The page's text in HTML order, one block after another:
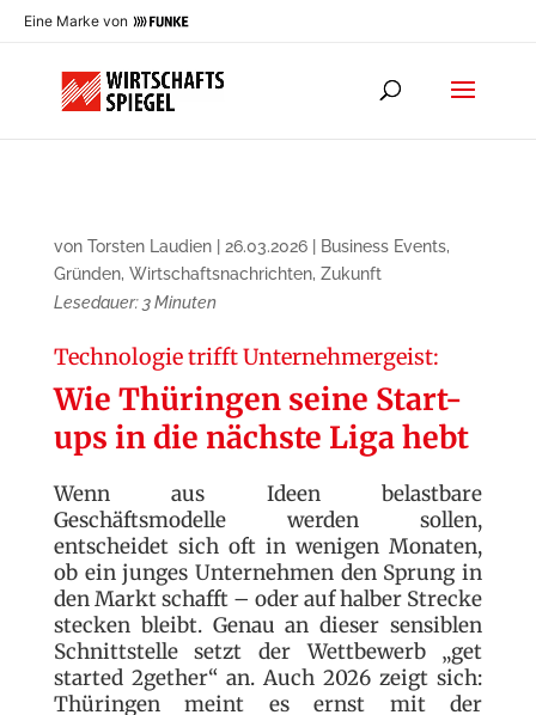
Eine Marke von
von Torsten Laudien| 26.03.2026| Business Events,
Gründen, Wirtschaftsnachrichten, Zukunft
Lesedauer: 3 Minuten
Technologie trifft Unternehmergeist:
Wie Thüringen seine Start-
ups in die nächste Liga hebt
Wenn aus Ideen belastbare
Geschäftsmodelle werden sollen,
entscheidet sich oft in wenigen Monaten,
ob ein junges Unternehmen den Sprung in
den Markt schafft – oder auf halber Strecke
stecken bleibt. Genau an dieser sensiblen
Schnittstelle setzt der Wettbewerb „get
started 2gether“ an. Auch 2026 zeigt sich:
Thüringen meint es ernst mit der